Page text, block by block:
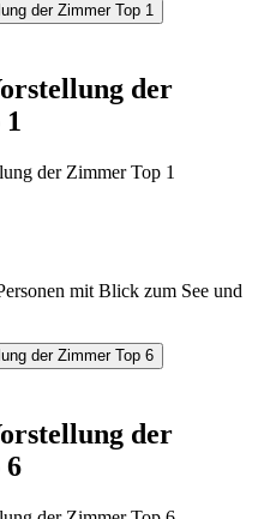
der
mit Blick zum See und
der
6